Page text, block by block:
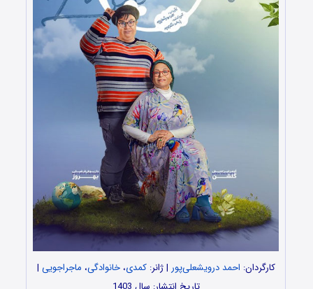
کارگردان: احمد درویشعلی‌پور | ژانر:کمدی،خانوادگی، ماجراجویی |